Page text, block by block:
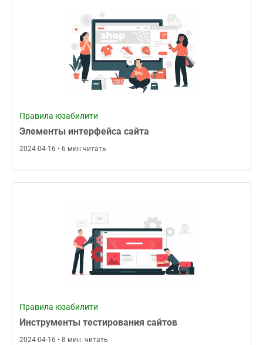
Правила юзабилити
Элементы интерфейса сайта
2024-04-16 • 6 мин читать
Правила юзабилити
Инструменты тестирования сайтов
2024-04-16 • 8 мин. читать